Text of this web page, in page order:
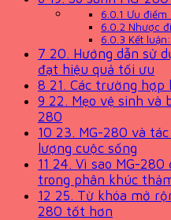
6.0.1 Ưu điểm
6.0.2 Nhược
6.0.3 Kết luận:
7 20. Hướng dẫn sử
đạt hiệu quả tối ưu
8 21. Các trường hợp
9 22. Mẹo vệ sinh và
280
10 23. MG-280 và
lượng cuộc sống
11 24. Vì sao MG-280
trong phân khúc
12 25. Từ khóa mở
280 tốt hơn